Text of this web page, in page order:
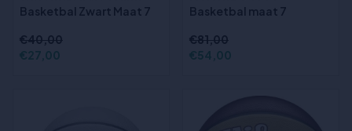
Basketbal Zwart Maat 7
€40,00
€27,00
Basketbal maat 7
€81,00
€54,00